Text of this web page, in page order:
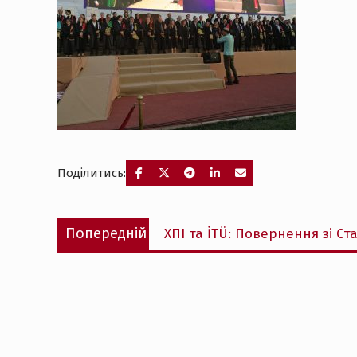
Поділитись:
Навігація
записів
Попередній
Попередній
запис:
ХПІ та İTÜ: Повернення зі